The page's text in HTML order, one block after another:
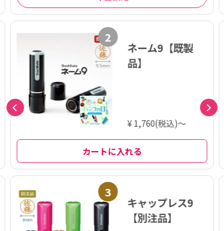
2
ネーム9【既製
品】
¥ 1,760(税込)～
カートに入れる
3
キャップレス9
【別注品】